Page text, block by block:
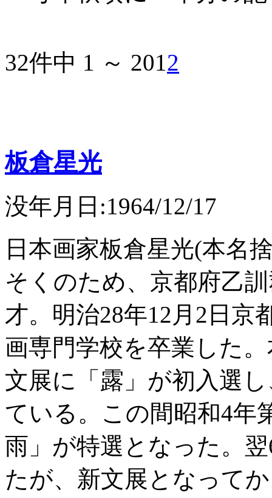
32件中 1 ～ 2012
板倉星光
没年月日:1964/12/17
日本画家板倉星光(本名
そくのため、京都府乙
才。明治28年12月2日京
画専門学校を卒業した
文展に「露」が初入選
ている。この間昭和4年
雨」が特選となった。
たが、新文展となって